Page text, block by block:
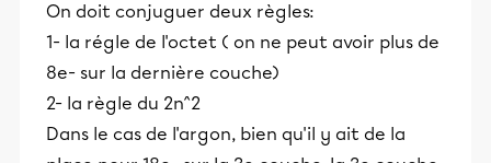
On doit conjuguer deux règles:
1- la régle de l'octet ( on ne peut avoir plus de
8e- sur la dernière couche)
2- la règle du 2n^2
Dans le cas de l'argon, bien qu'il y ait de la